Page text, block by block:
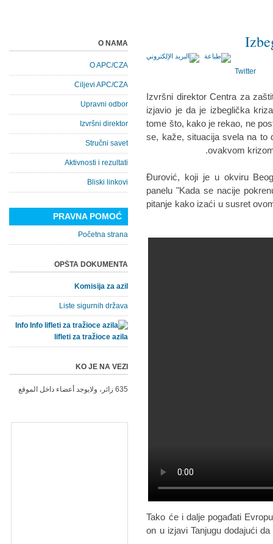
Twitter
Izvršni direktor Centra za
izjavio je da je izbeglička
tome što, kako je rekao, ne
se, kaže, situacija svela na to
ovakvom
Đurović, koji je u okviru
panelu "Kada se nacije
pitanje kako izaći u susret
"Tako će i dalje pogađati
on u izjavi Tanjugu dodajući
O NAMA
O APC/CZA
Ciljevi APC/CZA
Upravni odbor
Izvršni direktor
Stručni savet
Aktivnosti i rezultati
Bliski linkovi
PRAVNA POMOĆ
Početna strana
OPŠTA DOKUMENTA
Komisija za azil
Liste sigurnih država
Info
lifleti za tražioce azila
KO JE NA VEZI
635 زائر، ولايوجد أعضاء داخل الموقع